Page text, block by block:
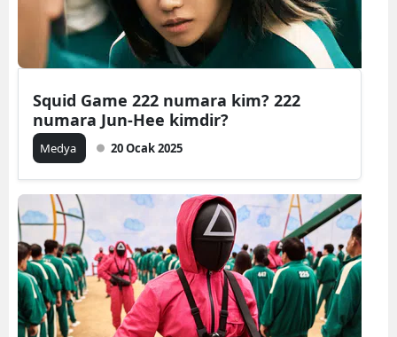
Squid Game 222 numara kim? 222
numara Jun-Hee kimdir?
Medya 20 Ocak 2025